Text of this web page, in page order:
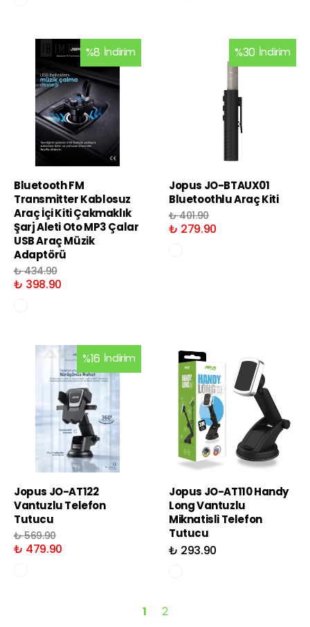
%8 İndirim
Bluetooth FM
Transmitter Kablosuz
Araç İçi Kiti Çakmaklık
Şarj Aleti Oto MP3 Çalar
USB Araç Müzik
Adaptörü
₺ 434.90
₺ 398.90
%30 İndirim
Jopus JO-BTAUX01
Bluetoothlu Araç Kiti
₺ 401.90
₺ 279.90
%16 İndirim
Jopus JO-AT122
Vantuzlu Telefon
Tutucu
₺ 569.90
₺ 479.90
Jopus JO-AT110 Handy
Long Vantuzlu
Miknatisli Telefon
Tutucu
₺ 293.90
1 2